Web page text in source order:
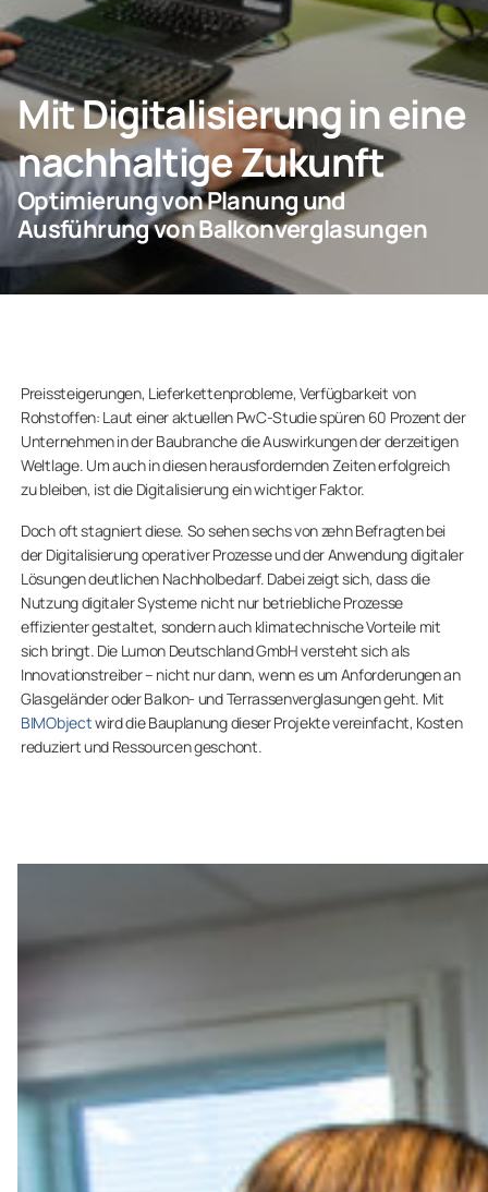
Privatkunden
Unternehmen
KONTAKT
Mit Digitalisierung in eine
nachhaltige Zukunft
Optimierung von Planung und
Ausführung von Balkonverglasungen
Preissteigerungen, Lieferkettenprobleme, Verfügbarkeit von
Rohstoffen: Laut einer aktuellen PwC-Studie spüren 60 Prozent der
Unternehmen in der Baubranche die Auswirkungen der derzeitigen
Weltlage. Um auch in diesen herausfordernden Zeiten erfolgreich
zu bleiben, ist die Digitalisierung ein wichtiger Faktor.
Doch oft stagniert diese. So sehen sechs von zehn Befragten bei
der Digitalisierung operativer Prozesse und der Anwendung digitaler
Lösungen deutlichen Nachholbedarf. Dabei zeigt sich, dass die
Nutzung digitaler Systeme nicht nur betriebliche Prozesse
effizienter gestaltet, sondern auch klimatechnische Vorteile mit
sich bringt. Die Lumon Deutschland GmbH versteht sich als
Innovationstreiber – nicht nur dann, wenn es um Anforderungen an
Glasgeländer oder Balkon- und Terrassenverglasungen geht. Mit
BIMObjectwird die Bauplanung dieser Projekte vereinfacht, Kosten
reduziert und Ressourcen geschont.